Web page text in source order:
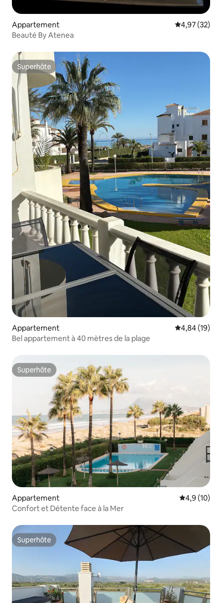
Appartement Évaluation
4,97 (32)
Beauté By Atenea
Superhôte
Superhôte
Appartement Évaluation
4,84 (19)
Bel appartement à 40 mètres de la plage
Superhôte
Superhôte
Appartement Évaluation
4,9 (10)
Confort et Détente face à la Mer
Superhôte
Superhôte